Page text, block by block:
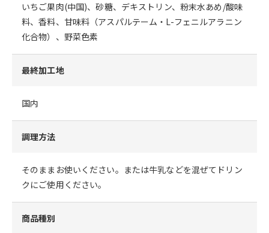
いちご果肉(中国)、砂糖、デキストリン、粉末水あめ/酸味
料、香料、甘味料（アスパルテーム・L-フェニルアラニン
化合物）、野菜色素
最終加工地
国内
調理方法
そのままお使いください。または牛乳などを混ぜてドリン
クにご使用ください。
商品種別